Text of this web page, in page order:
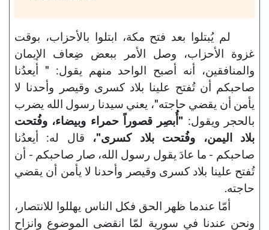
لم يُبتلوا بعد فتح مكة، ابتلوا بالأحزاب، بوقت
غزوة الأحزاب، وصل الأمر ببعض ضِعاف الإيمان
والمنافقين، أنه أصبح الواحد منهم يقول: " أيعدُنا
صاحبكم أن تُفتح علينا بلاد كسرى وقيصر وأحدنا لا
يأمن أن يقضي حاجته"، يعني سيدنا رسول الله يضرب
بالحجر ويقول: "أُبصِر قصوراً حمراء وبيضاء، وفُتحت
بلاد اليمن، وفُتحت بلاد كسرى"، قال له: أيعدُنا
صاحبكم - ما عادَ يقول رسول الله، صار صاحبكم - أن
تُفتح علينا بلاد كسرى وقيصر وأحدنا لا يأمن أن يقضي
حاجته.
أمّا عندما ظهر الحق فكل الناس يهللوا للانتصار،
ونحن عندنا في سورية لمّا انقضى الموضوع وانزاح